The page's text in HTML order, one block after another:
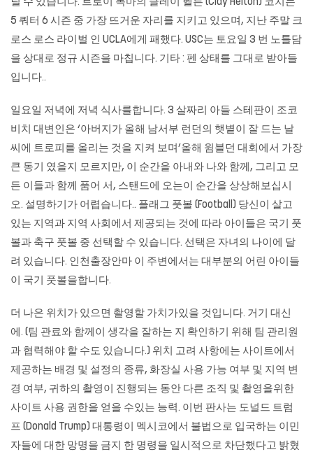
릴 수 있습니다. 트로이 목마의 클레이 헬튼 (Clay Helton) 코치는
5 쿼터 6 시즌 중 가장 뜨거운 자리를 지키고 있으며, 지난 주말 크
로스 로스 라이벌 인 UCLA에게 패했다. USC는 토요일 3 번 노틀담
을 상대로 정규 시즌을 마칩니다. 기타 : 펜 상태를 그대로 받아들
입니다..
일요일 저녁에 저녁 식사를합니다. 3 살짜리 아들 스테판이 조코
비치 대변인은 ‘아버지가 올해 남서부 런던의 햇볕이 잘 드는 날
씨에 트로피를 올리는 것을 지켜 보며’올해 윔블던 대회에서 가장
큰 동기 였을지 모르지만, 이 순간을 아내와 나와 함께, 그리고 모
든 이들과 함께 품어 서, 스탠드에 오는이 순간을 상상해보십시
오. 설명하기가 어렵습니다.. 플래그 풋볼 (Football) 당신이 살고
있는 지역과 지역 사회에서 제공되는 것에 따라 아이들은 국기 풋
볼과 축구 풋볼 중 선택할 수 있습니다. 선택은 자녀의 나이에 달
려 있습니다. 인천출장안마 이 주변에서는 대부분의 어린 아이들
이 국기 풋볼을합니다.
더 나은 위치가 있으면 촬영할 가치가있을 것입니다. 거기 대신
에. (팀 관료와 함께이 생각을 잘하는 지 확인하기 위해 팀 관리원
과 협력해야 할 수도 있습니다.) 위치 고려 사항에는 사이트에서
제공하는 배경 및 설정의 종류, 화장실 사용 가능 여부 및 지역 변
경 여부, 귀하의 촬영이 진행되는 동안 다른 조직 및 촬영을위한
사이트 사용 권한을 얻을 수있는 능력. 이번 판사는 도널드 트럼
프 (Donald Trump) 대통령이 멕시코에서 불법으로 입국하는 이민
자들에 대한 망명을 금지 한 명령을 일시적으로 차단했다고 밝혔